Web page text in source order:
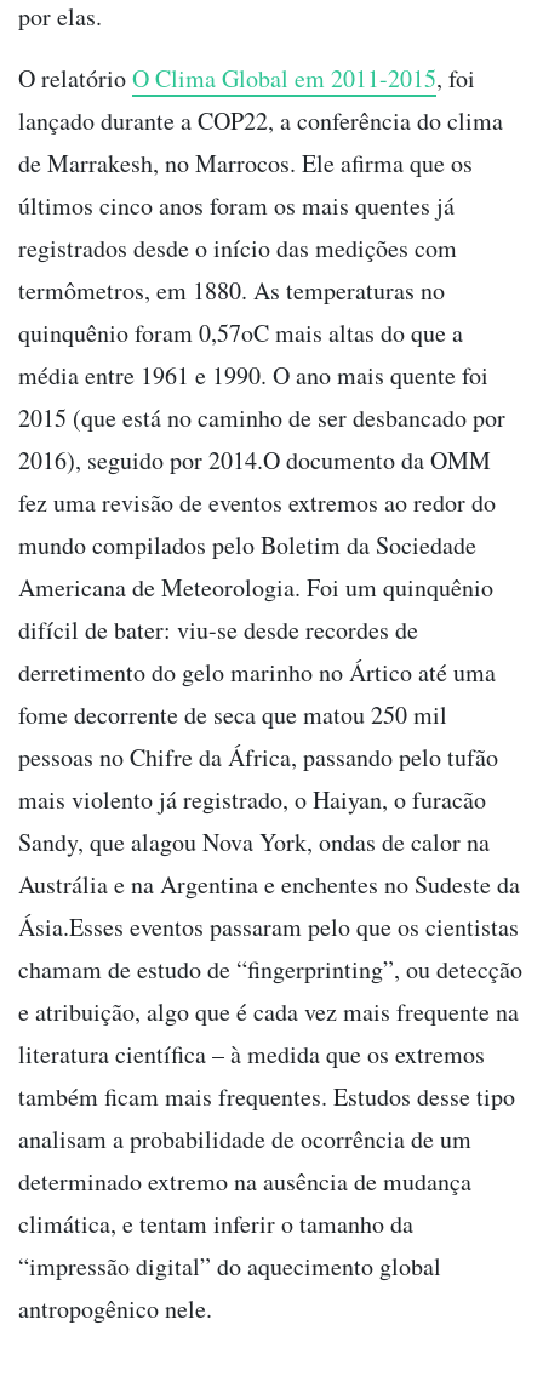
por elas.
O relatórioO Clima Global em 2011-2015, foi
lançado durante a COP22, a conferência do clima
de Marrakesh, no Marrocos. Ele afirma que os
últimos cinco anos foram os mais quentes já
registrados desde o início das medições com
termômetros, em 1880. As temperaturas no
quinquênio foram 0,57oC mais altas do que a
média entre 1961 e 1990. O ano mais quente foi
2015 (que está no caminho de ser desbancado por
2016), seguido por 2014.O documento da OMM
fez uma revisão de eventos extremos ao redor do
mundo compilados pelo Boletim da Sociedade
Americana de Meteorologia. Foi um quinquênio
difícil de bater: viu-se desde recordes de
derretimento do gelo marinho no Ártico até uma
fome decorrente de seca que matou 250 mil
pessoas no Chifre da África, passando pelo tufão
mais violento já registrado, o Haiyan, o furacão
Sandy, que alagou Nova York, ondas de calor na
Austrália e na Argentina e enchentes no Sudeste da
Ásia.Esses eventos passaram pelo que os cientistas
chamam de estudo de “fingerprinting”, ou detecção
e atribuição, algo que é cada vez mais frequente na
literatura científica – à medida que os extremos
também ficam mais frequentes. Estudos desse tipo
analisam a probabilidade de ocorrência de um
determinado extremo na ausência de mudança
climática, e tentam inferir o tamanho da
“impressão digital” do aquecimento global
antropogênico nele.